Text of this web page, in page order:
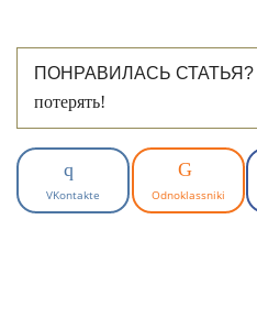
ПОНРАВИЛАСЬ СТАТЬЯ?
потерять!
VKontakte Odnoklassniki